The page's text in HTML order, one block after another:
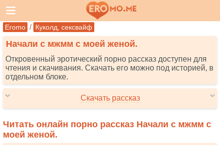
Eromo / Куколд, сексвайф
Начали с мжмм с моей женой.
Откровенный эротический порно рассказ доступен для
чтения и скачивания. Скачать его можно под историей, в
отдельном блоке.
Скачать рассказ
Читать онлайн порно рассказ Начали с мжмм с
моей женой.